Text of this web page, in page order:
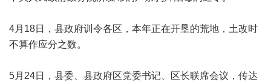
4月18日，县政府训令各区，本年正在开垦的荒地，土改时
不算作应分之数。
5月24日，县委、县政府区党委书记、区长联席会议，传达